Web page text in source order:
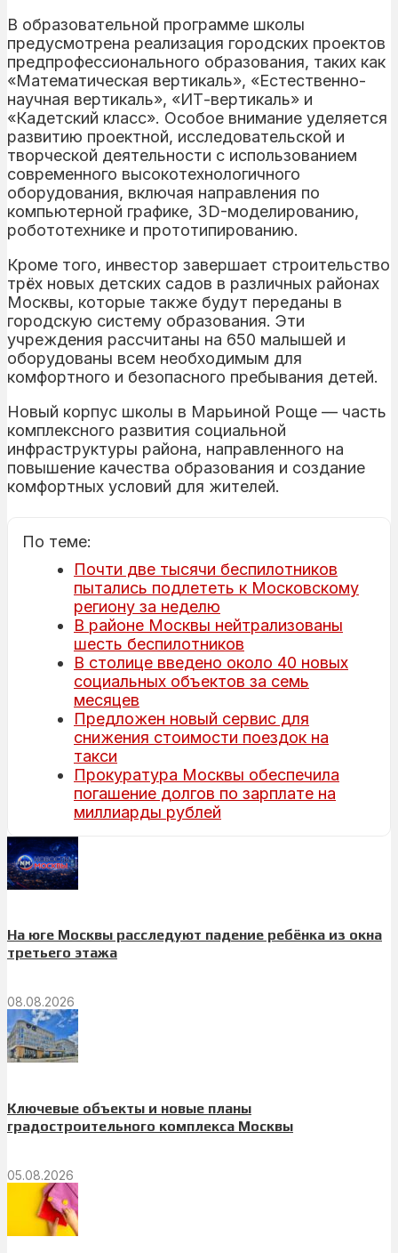
В образовательной программе школы
предусмотрена реализация городских проектов
предпрофессионального образования, таких как
«Математическая вертикаль», «Естественно-
научная вертикаль», «ИТ-вертикаль» и
«Кадетский класс». Особое внимание уделяется
развитию проектной, исследовательской и
творческой деятельности с использованием
современного высокотехнологичного
оборудования, включая направления по
компьютерной графике, 3D-моделированию,
робототехнике и прототипированию.
Кроме того, инвестор завершает строительство
трёх новых детских садов в различных районах
Москвы, которые также будут переданы в
городскую систему образования. Эти
учреждения рассчитаны на 650 малышей и
оборудованы всем необходимым для
комфортного и безопасного пребывания детей.
Новый корпус школы в Марьиной Роще — часть
комплексного развития социальной
инфраструктуры района, направленного на
повышение качества образования и создание
комфортных условий для жителей.
По теме:
Почти две тысячи беспилотников
пытались подлететь к Московскому
региону за неделю
В районе Москвы нейтрализованы
шесть беспилотников
В столице введено около 40 новых
социальных объектов за семь
месяцев
Предложен новый сервис для
снижения стоимости поездок на
такси
Прокуратура Москвы обеспечила
погашение долгов по зарплате на
миллиарды рублей
На юге Москвы расследуют падение ребёнка из окна
третьего этажа
08.08.2026
Ключевые объекты и новые планы
градостроительного комплекса Москвы
05.08.2026